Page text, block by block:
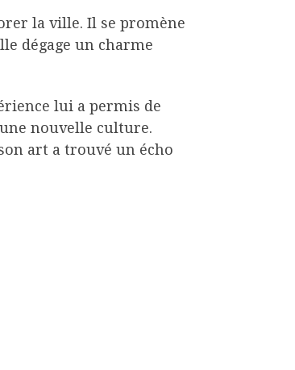
la ville. Il se promène
dégage un charme
lui a permis de
nouvelle culture.
art a trouvé un écho